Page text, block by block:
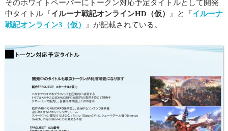
そのホワイトペーパーにトークン対応予定タイトルとして開発
中タイトル『イルーナ戦記オンラインHD（仮） 』と『イルーナ
戦記オンライン3（仮）
』が記載されている。